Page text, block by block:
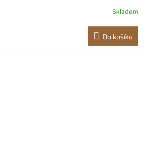
pro catering, restaurace a
Skladem
Do košíku